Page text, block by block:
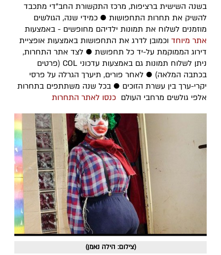
בשנה השישית ברציפות, מרכז התקשורת החב"די מתכבד
להשיק את תחרות התחפושות ● כמידי שנה, הגולשים
מוזמנים לשלוח את תמונות ילדיהם מחופשים - באמצעות
אתר מיוחדוכמובן לדרג את התחפושות באמצעות אופציית
דירוג הממוקמת על-יד כל תחפושת ● לצד אתר התחרות,
ניתן לשלוח תמונות גם באמצעות עדכוני COL (פרטים
בכתבה המלאה) ● לאחר פורים, תיערך הגרלה על פרסי
יקרי-ערך בין עשרת הזוכים ● בכל שנה משתתפים בתחרות
אלפי גולשים מרחבי העולם כנסו לאתר התחרות
(צילום: הילה נאמן)